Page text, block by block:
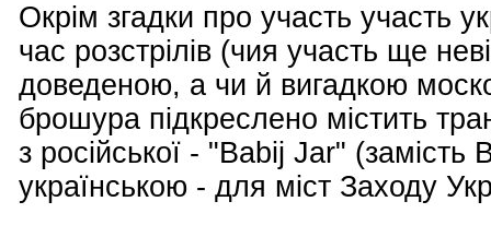
Окрім згадки про участь участь
час розстрілів (чия участь ще
доведеною, а чи й вигадкою
брошура підкреслено містить
з російської - "Babij Jar"
українською - для міст Заходу